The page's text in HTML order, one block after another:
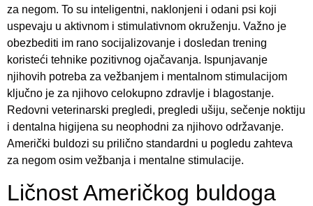
za negom. To su inteligentni, naklonjeni i odani psi koji
uspevaju u aktivnom i stimulativnom okruženju. Važno je
obezbediti im rano socijalizovanje i dosledan trening
koristeći tehnike pozitivnog ojačavanja. Ispunjavanje
njihovih potreba za vežbanjem i mentalnom stimulacijom
ključno je za njihovo celokupno zdravlje i blagostanje.
Redovni veterinarski pregledi, pregledi ušiju, sečenje noktiju
i dentalna higijena su neophodni za njihovo održavanje.
Američki buldozi su prilično standardni u pogledu zahteva
za negom osim vežbanja i mentalne stimulacije.
Ličnost Američkog buldoga